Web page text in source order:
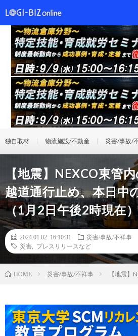
独自取材 物流施設/不動産 災害/事故/
【地震】NEXCO東管
越道通行止め、本日中
（1月2日午後2時現在）
2024.01.02 16:10:31
災害/事故/不祥事
災害
プレスリリースなど
HOME 災害/事故/不祥事 【地震